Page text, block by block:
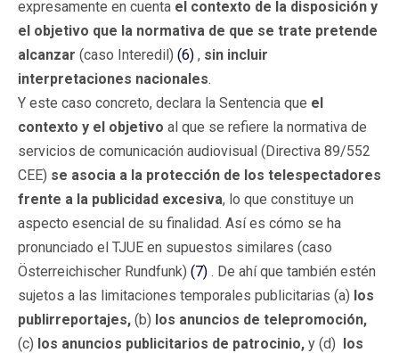
expresamente en cuenta el contexto de la disposición y
el objetivo que la normativa de que se trate pretende
alcanzar (caso Interedil) (6) , sin incluir
interpretaciones nacionales.
Y este caso concreto, declara la Sentencia que el
contexto y el objetivo al que se refiere la normativa de
servicios de comunicación audiovisual (Directiva 89/552
CEE) se asocia a la protección de los telespectadores
frente a la publicidad excesiva, lo que constituye un
aspecto esencial de su finalidad. Así es cómo se ha
pronunciado el TJUE en supuestos similares (caso
Österreichischer Rundfunk) (7) . De ahí que también estén
sujetos a las limitaciones temporales publicitarias (a) los
publirreportajes, (b) los anuncios de telepromoción,
(c) los anuncios publicitarios de patrocinio, y (d) los